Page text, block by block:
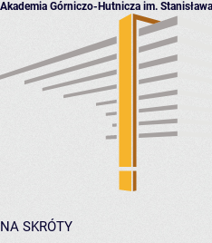
Akademia Górniczo-Hutnicza im.
NA SKRÓTY